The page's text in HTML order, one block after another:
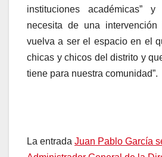
instituciones académicas”
necesita de una
vuelva a ser el espacio en el
chicas y chicos del distrito y
tiene para nuestra comunidad”.
La entrada Juan Pablo García